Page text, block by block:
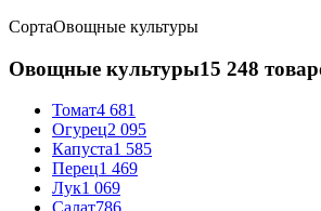
СортаОвощные культуры
Овощные культуры15 248
Томат4 681
Огурец2 095
Капуста1 585
Перец1 469
Лук1 069